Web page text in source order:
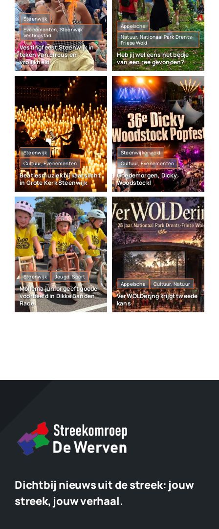
Steenwijk
Evenementen, Steenwijk
Vestingstad
Vestingfeest Steenwijk in
teken van circus en
vrolijkheid
Appelscha
Natuur, Nationaal Park Drents-
Friese Wold
Heb jij wel eens het bedje
van een ree gevonden?
Steenwijk
Cultuur, Evenementen
Beatlesmuziek bij kaarslicht
in Grote Kerk Steenwijk
Steenwijkerwold
Cultuur, Evenementen
Goedemorgen, Dicky
Woodstock!
Steenwijk Jeugd, Sport
Mollema junior geeft goede
voorbeeld in Dikke Banden
Race
Appelscha Cultuur, Natuur
VerWOLDering krijgt tweede
kans
Dichtbij nieuws uit de streek: jouw
streek, jouw verhaal.